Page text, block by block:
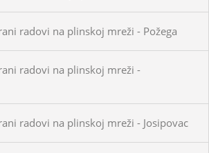
radovi na plinskoj mreži - Požega
radovi na plinskoj mreži -
radovi na plinskoj mreži - Josipovac